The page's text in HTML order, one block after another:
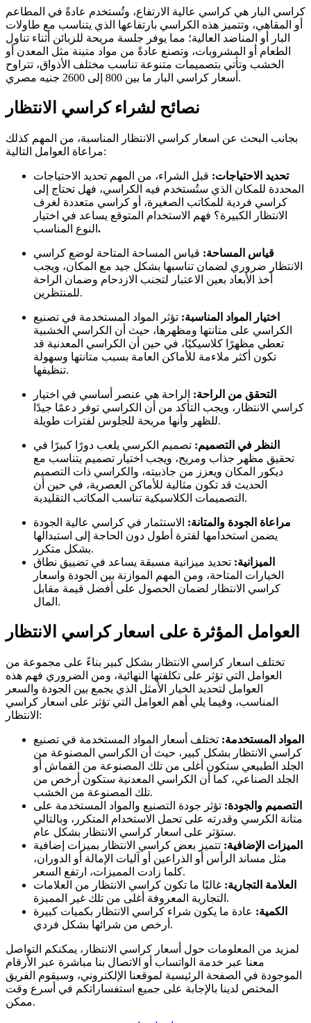
كراسي البار هي كراسي عالية الارتفاع، وتُستخدم عادةً في المطاعم
أو المقاهي، وتتميز هذه الكراسي بارتفاعها الذي يتناسب مع طاولات
البار أو المناضد العالية؛ مما يوفر جلسة مريحة للزبائن أثناء تناول
الطعام أو المشروبات، وتصنع عادةً من مواد متينة مثل المعدن أو
الخشب وتأتي بتصميمات متنوعة تناسب مختلف الأذواق، تتراوح
أسعار كراسي البار ما بين 800 إلى 2600 جنيه مصري.
نصائح لشراء كراسي الانتظار
بجانب البحث عن اسعار كراسي الانتظار المناسبة، من المهم كذلك
مراعاة العوامل التالية:
تحديد الاحتياجات: قبل الشراء، من المهم تحديد الاحتياجات
المحددة للمكان الذي ستُستخدم فيه الكراسي، فهل تحتاج إلى
كراسي فردية للمكاتب الصغيرة، أو كراسي متعددة لغرف
الانتظار الكبيرة؟ فهم الاستخدام المتوقع يساعد في اختيار
النوع المناسب .
قياس المساحة: قياس المساحة المتاحة لوضع كراسي
الانتظار ضروري لضمان تناسبها بشكل جيد مع المكان، ويجب
أخذ الأبعاد بعين الاعتبار لتجنب الازدحام وضمان الراحة
للمنتظرين.
اختيار المواد المناسبة: تؤثر المواد المستخدمة في تصنيع
الكراسي على متانتها ومظهرها، حيث أن الكراسي الخشبية
تعطي مظهرًا كلاسيكيًا، في حين أن الكراسي المعدنية قد
تكون أكثر ملاءمة للأماكن العامة بسبب متانتها وسهولة
تنظيفها.
التحقق من الراحة: الراحة هي عنصر أساسي في اختيار
كراسي الانتظار، ويجب التأكد من أن الكراسي توفر دعمًا جيدًا
للظهر وأنها مريحة للجلوس لفترات طويلة.
النظر في التصميم: تصميم الكرسي يلعب دورًا كبيرًا في
تحقيق مظهر جذاب ومريح، ويجب اختيار تصميم يتناسب مع
ديكور المكان ويعزز من جاذبيته، والكراسي ذات التصميم
الحديث قد تكون مثالية للأماكن العصرية، في حين أن
التصميمات الكلاسيكية تناسب المكاتب التقليدية.
مراعاة الجودة والمتانة: الاستثمار في كراسي عالية الجودة
يضمن استخدامها لفترة أطول دون الحاجة إلى استبدالها
بشكل متكرر.
الميزانية: تحديد ميزانية مسبقة يساعد في تضييق نطاق
الخيارات المتاحة، ومن المهم الموازنة بين الجودة واسعار
كراسي الانتظار لضمان الحصول على أفضل قيمة مقابل
المال.
العوامل المؤثرة على اسعار كراسي الانتظار
تختلف اسعار كراسي الانتظار بشكل كبير بناءً على مجموعة من
العوامل التي تؤثر على تكلفتها النهائية، ومن الضروري فهم هذه
العوامل لتحديد الخيار الأمثل الذي يجمع بين الجودة والسعر
المناسب، وفيما يلي أهم العوامل التي تؤثر على اسعار كراسي
الانتظار:
المواد المستخدمة: تختلف أسعار المواد المستخدمة في تصنيع
كراسي الانتظار بشكل كبير، حيث أن الكراسي المصنوعة من
الجلد الطبيعي ستكون أغلى من تلك المصنوعة من القماش أو
الجلد الصناعي، كما أن الكراسي المعدنية ستكون أرخص من
تلك المصنوعة من الخشب.
التصميم والجودة: تؤثر جودة التصنيع والمواد المستخدمة على
متانة الكرسي وقدرته على تحمل الاستخدام المتكرر، وبالتالي
ستؤثر على اسعار كراسي الانتظار بشكل عام.
الميزات الإضافية: تتميز بعض كراسي الانتظار بميزات إضافية
مثل مساند الرأس أو الذراعين أو آليات الإمالة أو الدوران،
كلما زادت المميزات، ارتفع السعر.
العلامة التجارية: غالبًا ما تكون كراسي الانتظار من العلامات
التجارية المعروفة أغلى من تلك غير المميزة.
الكمية: عادة ما يكون شراء كراسي الانتظار بكميات كبيرة
أرخص من شرائها بشكل فردي.
لمزيد من المعلومات حول أسعار كراسي الانتظار، يمكنكم التواصل
معنا عبر خدمة الواتساب أو الاتصال بنا مباشرة عبر الأرقام
الموجودة في الصفحة الرئيسية لموقعنا الإلكتروني، وسيقوم الفريق
المختص لدينا بالإجابة على جميع استفساراتكم في أسرع وقت
ممكن.